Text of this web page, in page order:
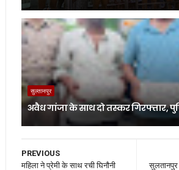
सुल्तानपुर
अवैध गांजा के साथ दो तस्कर गिरफ्तार,
सुलतानपुर
PREVIOUS
महिला ने प्रेमी के साथ रची घिनौनी